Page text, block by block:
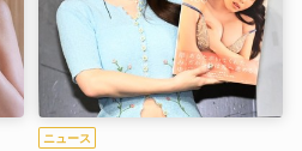
ニュース